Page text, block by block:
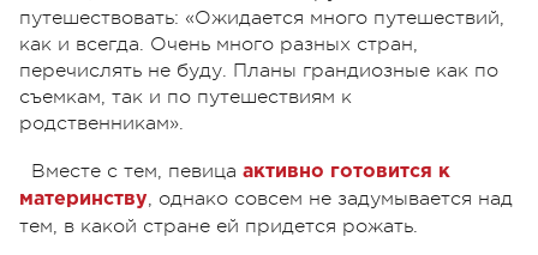
путешествовать: «Ожидается много путешествий,
как и всегда. Очень много разных стран,
перечислять не буду. Планы грандиозные как по
съемкам, так и по путешествиям к
родственникам».
Вместе с тем, певица активно готовится к
материнству, однако совсем не задумывается над
тем, в какой стране ей придется рожать.